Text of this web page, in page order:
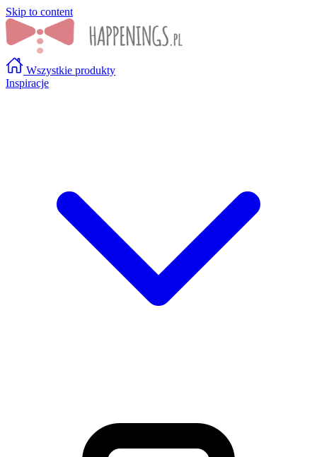
Skip to content
Wszystkie produkty
Inspiracje